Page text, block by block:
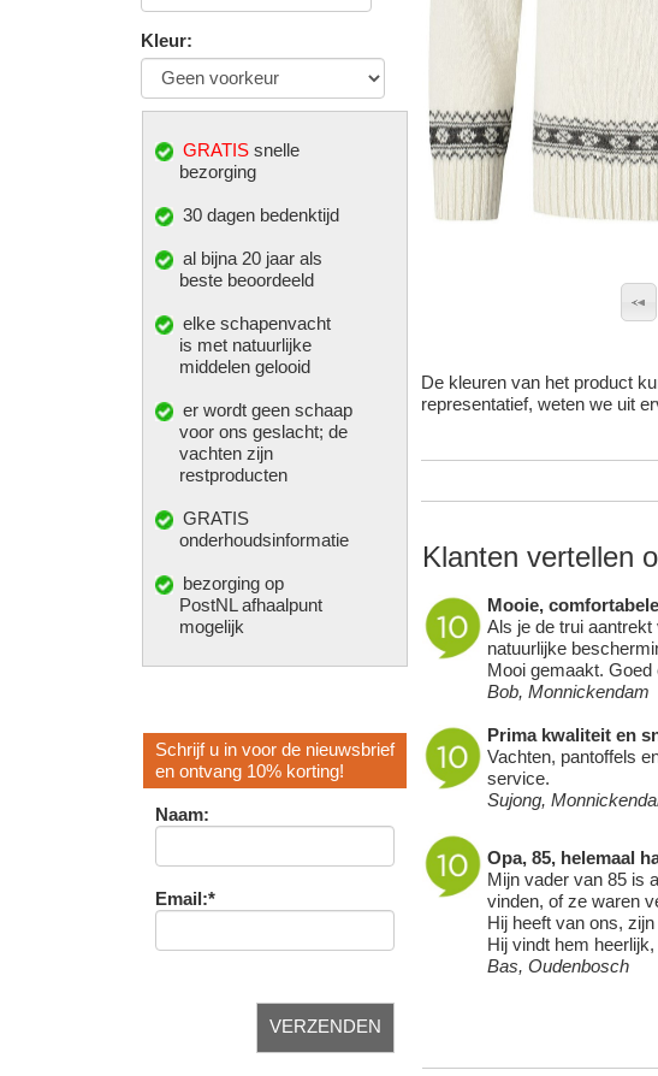
Kleur:
GRATIS snelle
bezorging
30 dagen bedenktijd
al bijna 20 jaar als
beste beoordeeld
elke schapenvacht
is met natuurlijke
middelen gelooid
er wordt geen schaap
voor ons geslacht; de
vachten zijn
restproducten
GRATIS
onderhoudsinformatie
bezorging op
PostNL afhaalpunt
mogelijk
Schrijf u in voor de nieuwsbrief
en ontvang 10% korting!
Naam:
Email:*
De kleuren van het product
representatief, weten we uit
Klanten vertellen
Mooie,
Als je de trui
natuurlijke
Mooi gemaakt. Goed
Bob, Monnickendam
Prima kwaliteit en
Vachten, pantoffels
service.
Sujong,
Opa, 85, helemaal
Mijn vader van 85 is
vinden, of ze waren
Hij heeft van ons,
Hij vindt hem
Bas, Oudenbosch